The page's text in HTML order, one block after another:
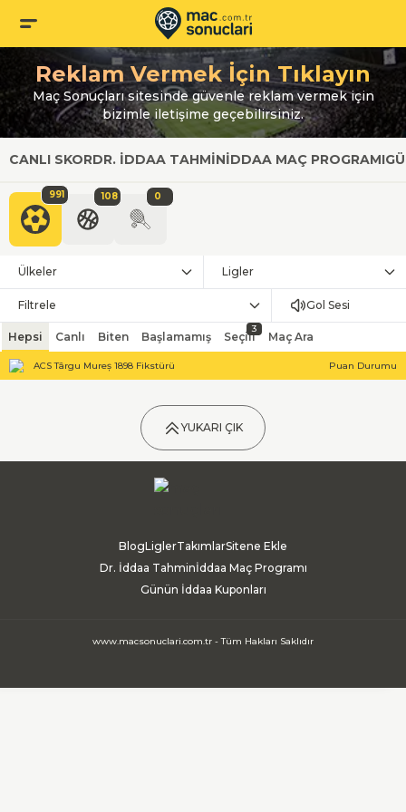
Reklam Vermek İçin Tıklayın
Maç Sonuçları sitesinde güvenle reklam vermek için
bizimle iletişime geçebilirsiniz.
CANLI SKORDR. İDDAA TAHMINİDDAA MAÇ PROGRAMI
991 108 0
Ülkeler Ligler
Filtrele Gol Sesi
Hepsi Canlı Biten Başlamamış Seçili
3
Maç Ara
ACS Târgu Mureș 1898 Fikstürü Puan Durumu
YUKARI ÇIK
BlogLiglerTakımlarSitene Ekle
Dr. İddaa Tahminİddaa Maç Programı
Günün İddaa Kuponları
www.macsonuclari.com.tr - Tüm Hakları Saklıdır